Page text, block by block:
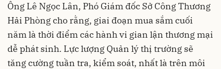
Ông Lê Ngọc Lân, Phó Giám đốc Sở Công Thương
Hải Phòng cho rằng, giai đoạn mua sắm cuối
năm là thời điểm các hành vi gian lận thương mại
dễ phát sinh. Lực lượng Quản lý thị trường sẽ
tăng cường tuần tra, kiểm soát, nhất là trên môi